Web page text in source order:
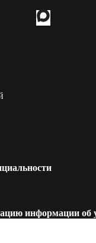
информации об